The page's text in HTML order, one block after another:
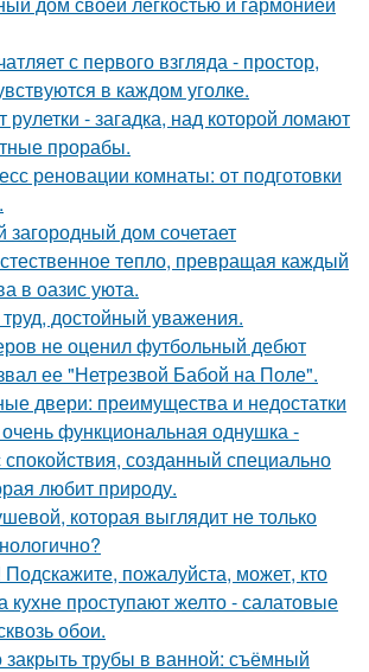
с первого взгляда - простор,
в каждом уголке.
рулетки - загадка, над которой ломают
прорабы.
реновации комнаты: от подготовки
дом сочетает
тепло, превращая каждый
в оазис уюта.
достойный уважения.
не оценил футбольный дебют
ее "Нетрезвой Бабой на Поле".
двери: преимущества и недостатки
функциональная однушка -
созданный специально
любит природу.
которая выглядит не только
пожалуйста, может, кто
кухне проступают желто - салатовые
обои.
закрыть трубы в ванной: съёмный